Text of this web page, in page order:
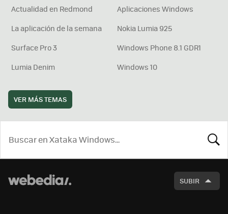
Actualidad en Redmond
Aplicaciones Windows
La aplicación de la semana
Nokia Lumia 925
Surface Pro 3
Windows Phone 8.1 GDR1
Lumia Denim
Windows 10
VER MÁS TEMAS
SUBIR